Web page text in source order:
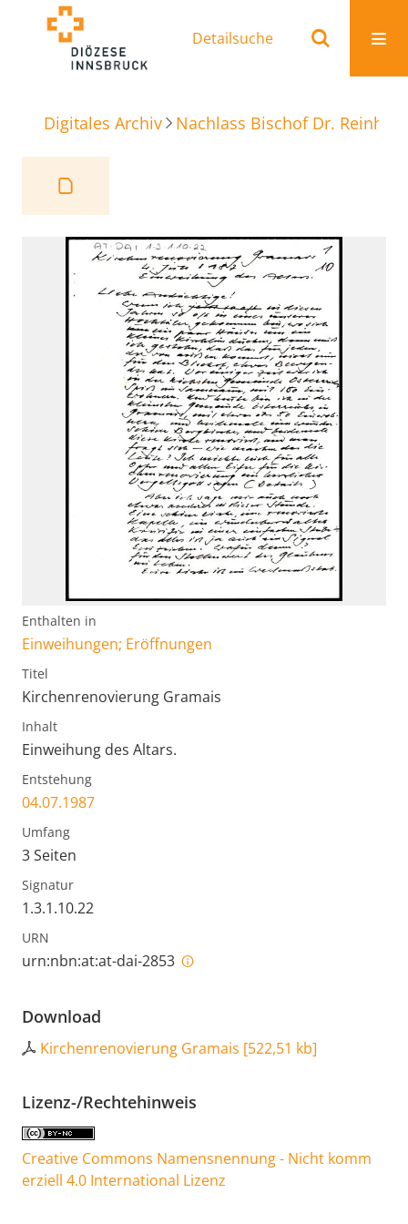
Detailsuche
Digitales Archiv Nachlass Bischof Dr.
Enthalten in
Einweihungen; Eröffnungen
Titel
Kirchenrenovierung Gramais
Inhalt
Einweihung des Altars.
Entstehung
04.07.1987
Umfang
3 Seiten
Signatur
1.3.1.10.22
URN
urn:nbn:at:at-dai-2853
Download
Kirchenrenovierung Gramais [522,51 kb]
Lizenz-/Rechtehinweis
Creative Commons Namensnennung - Nicht komm
erziell 4.0 International Lizenz